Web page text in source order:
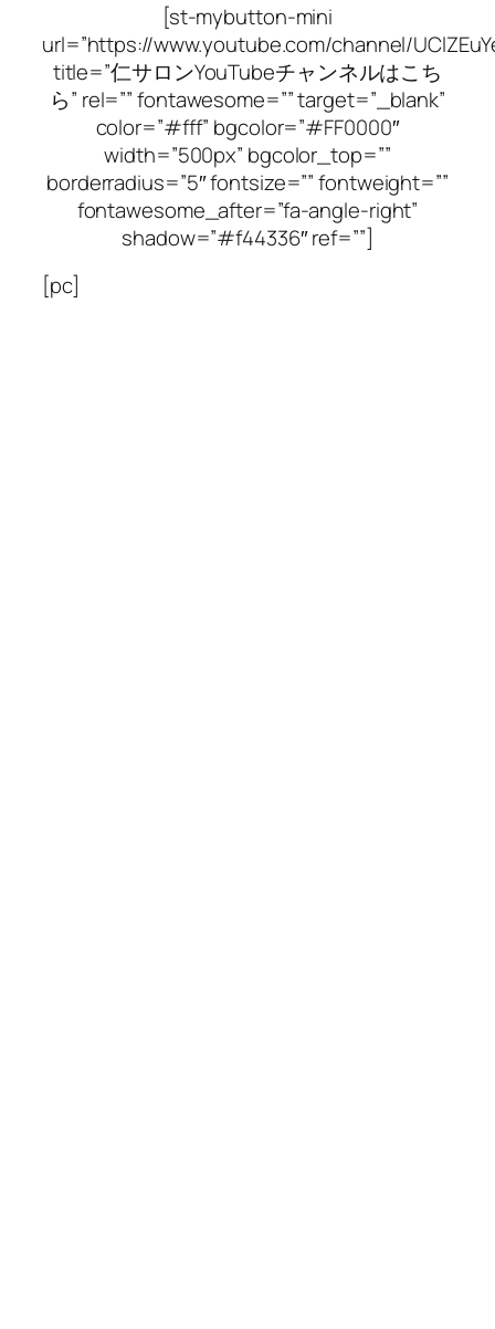
[st-mybutton-mini
url=”https://www.youtube.com/channel/
title=”仁サロンYouTubeチャンネルはこち
ら” rel=”” fontawesome=”” target=”_blank”
color=”#fff” bgcolor=”#FF0000″
width=”500px” bgcolor_top=””
borderradius=”5″ fontsize=”” fontweight=””
fontawesome_after=”fa-angle-right”
shadow=”#f44336″ ref=””]
[pc]